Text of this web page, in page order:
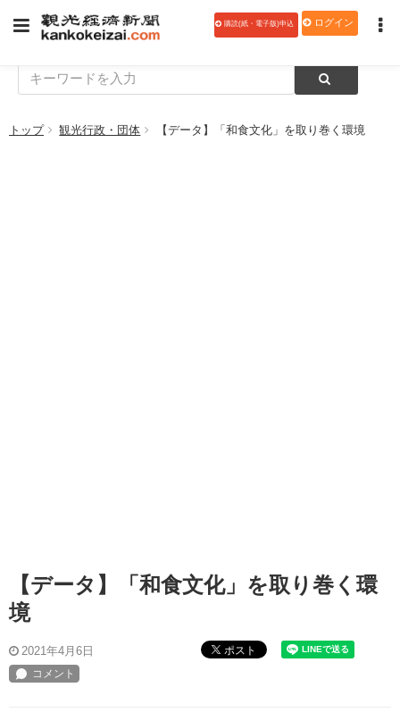
購読(紙・電子版)申込 ログイン
トップ 観光行政・団体 【データ】「和食文化」を取り巻く環境
【データ】「和食文化」を取り巻く環
境
2021年4月6日 ポスト